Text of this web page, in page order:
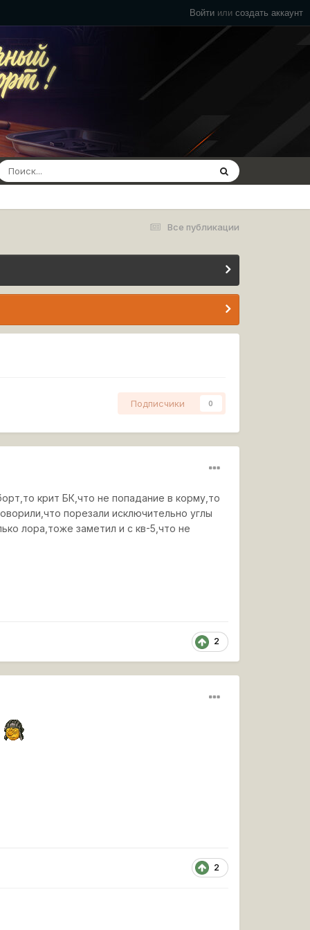
Войти или создать аккаунт
Все публикации
Подписчики 0
крит БК,что не попадание в корму,то
порезали исключительно углы
лора,тоже заметил и с кв-5,что не
2
2